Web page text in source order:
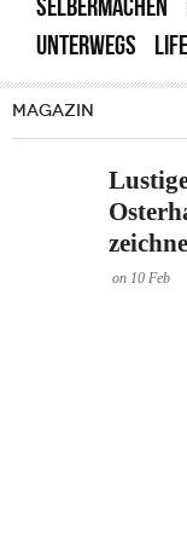
SELBERMACHEN
UNTERWEGS
MAGAZIN
on 10 Feb